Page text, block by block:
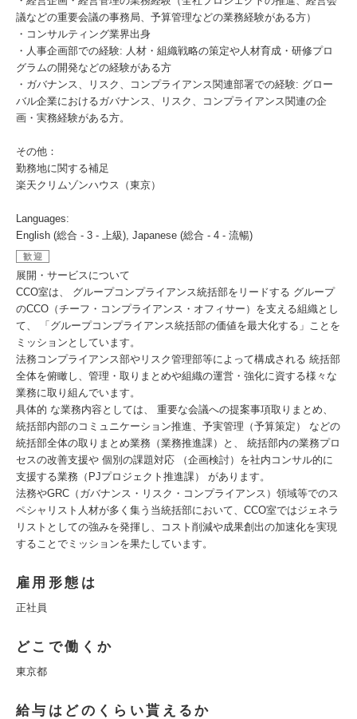
議などの重要会議の事務局、予算管理などの業務経験がある方）
・コンサルティング業界出身
・人事企画部での経験: 人材・組織戦略の策定や人材育成・研修プロ
グラムの開発などの経験がある方
・ガバナンス、リスク、コンプライアンス関連部署での経験: グロー
バル企業におけるガバナンス、リスク、コンプライアンス関連の企
画・実務経験がある方。
その他：
勤務地に関する補足
楽天クリムゾンハウス（東京）
Languages:
English (総合 - 3 - 上級), Japanese (総合 - 4 - 流暢)
歓迎
展開・サービスについて
CCO室は、 グループコンプライアンス統括部をリードする グループ
のCCO（チーフ・コンプライアンス・オフィサー）を支える組織とし
て、 「グループコンプライアンス統括部の価値を最大化する」ことを
ミッションとしています。
法務コンプライアンス部やリスク管理部等によって構成される 統括部
全体を俯瞰し、管理・取りまとめや組織の運営・強化に資する様々な
業務に取り組んでいます。
具体的 な業務内容としては、 重要な会議への提案事項取りまとめ、
統括部内部のコミュニケーション推進、予実管理（予算策定） などの
統括部全体の取りまとめ業務（業務推進課）と、 統括部内の業務プロ
セスの改善支援や 個別の課題対応 （企画検討）を社内コンサル的に
支援する業務（PJプロジェクト推進課） があります。
法務やGRC（ガバナンス・リスク・コンプライアンス）領域等でのス
ペシャリスト人材が多く集う当統括部において、CCO室ではジェネラ
リストとしての強みを発揮し、コスト削減や成果創出の加速化を実現
することでミッションを果たしています。
雇用形態は
正社員
どこで働くか
東京都
給与はどのくらい貰えるか